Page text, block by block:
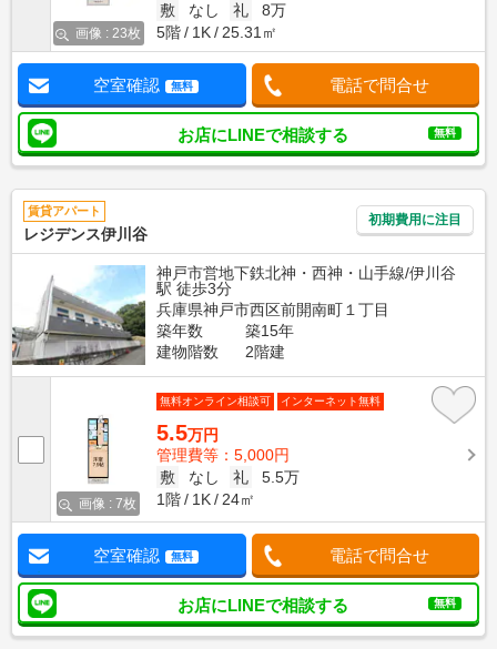
画像 : 23枚
敷
なし 礼
8万
5階
1K 25.31㎡
空室確認 無料 電話で問合せ
お店にLINEで相談する 無料
賃貸アパート
レジデンス伊川谷
初期費用に注目
神戸市営地下鉄北神・西神・山手線/伊川谷
駅 徒歩3分
兵庫県神戸市西区前開南町１丁目
築年数
築15年
建物階数
2階建
画像 : 7枚
無料オンライン相談可 インターネット無料
5.5万円
管理費等：5,000円
敷
なし 礼
5.5万
1階
1K 24㎡
空室確認 無料 電話で問合せ
お店にLINEで相談する 無料